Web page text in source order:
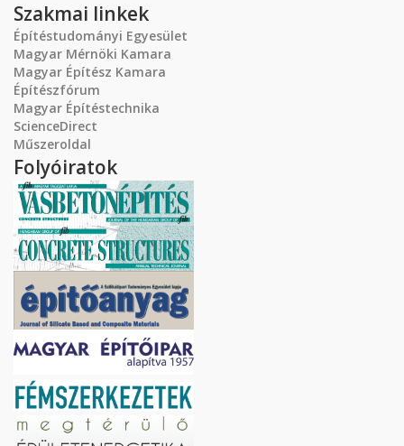
Szakmai linkek
Építéstudományi Egyesület
Magyar Mérnöki Kamara
Magyar Építész Kamara
Építészfórum
Magyar Építéstechnika
ScienceDirect
Műszeroldal
Folyóiratok